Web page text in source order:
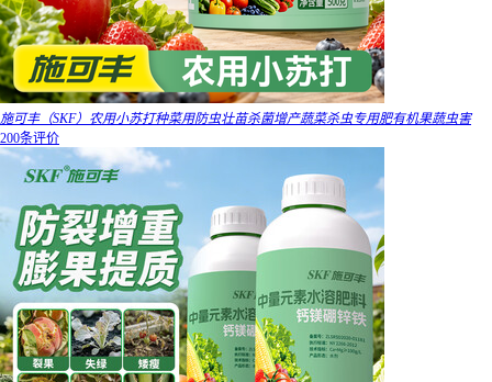
施可丰（SKF）农用小苏打种菜用防虫壮苗杀菌增产蔬菜杀虫专用肥有机果蔬虫害
200条评价